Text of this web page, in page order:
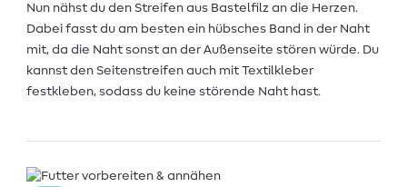
Nun nähst du den Streifen aus Bastelfilz an die Herzen.
Dabei fasst du am besten ein hübsches Band in der Naht
mit, da die Naht sonst an der Außenseite stören würde. Du
kannst den Seitenstreifen auch mit Textilkleber
festkleben, sodass du keine störende Naht hast.